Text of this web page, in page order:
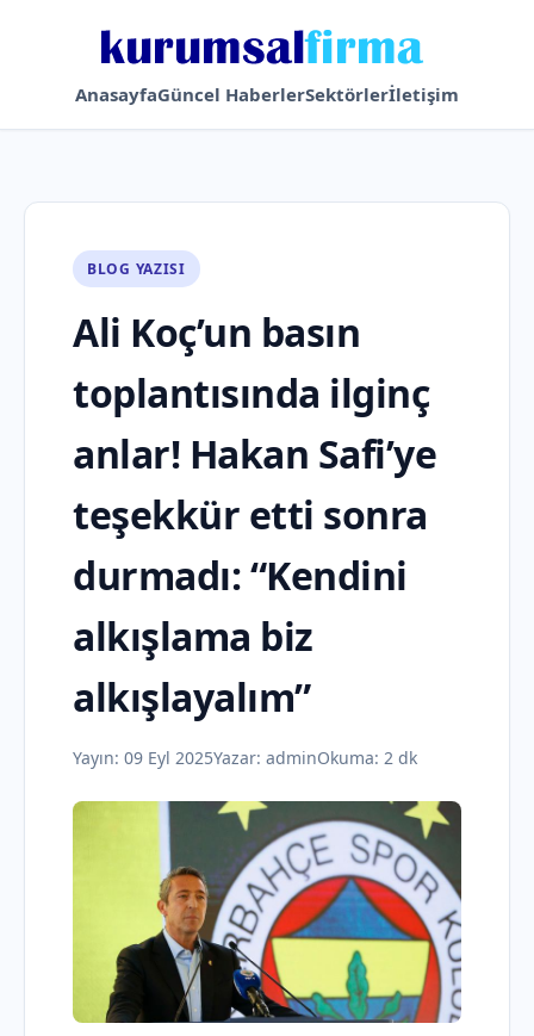
AnasayfaGüncel HaberlerSektörlerİletişim
BLOG YAZISI
Ali Koç’un basın
toplantısında ilginç
anlar! Hakan Safi’ye
teşekkür etti sonra
durmadı: “Kendini
alkışlama biz
alkışlayalım”
Yayın: 09 Eyl 2025Yazar: adminOkuma: 2 dk